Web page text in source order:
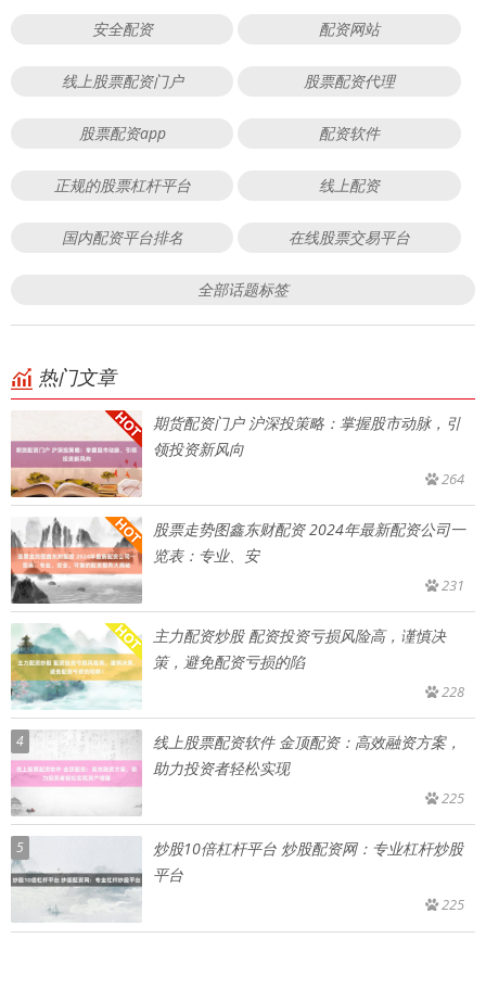
安全配资 配资网站
线上股票配资门户 股票配资代理
股票配资app 配资软件
正规的股票杠杆平台 线上配资
国内配资平台排名 在线股票交易平台
全部话题标签
热门文章
期货配资门户 沪深投策略：掌握股市动脉，引
领投资新风向
264
股票走势图鑫东财配资 2024年最新配资公司一
览表：专业、安
231
主力配资炒股 配资投资亏损风险高，谨慎决
策，避免配资亏损的陷
228
4
线上股票配资软件 金顶配资：高效融资方案，
助力投资者轻松实现
225
5
炒股10倍杠杆平台 炒股配资网：专业杠杆炒股
平台
225